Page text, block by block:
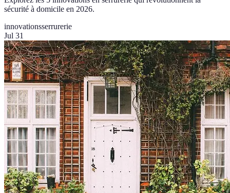
sécurité à domicile en 2026.
innovationsserrurerie
Jul 31